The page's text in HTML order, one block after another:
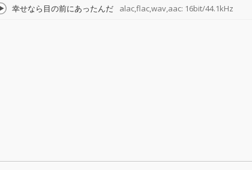
幸せなら目の前にあったんだ alac,flac,wav,aac: 16bit/44.1kHz